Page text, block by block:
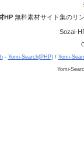
HP無料素材サイト集のリ
Sozai-
- Yomi-Search(PHP)/ Yomi-
Yomi-